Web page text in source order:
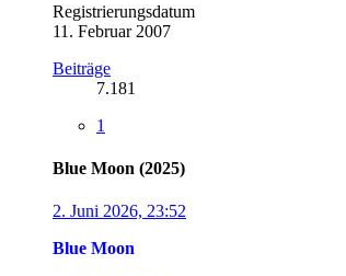
Registrierungsdatum
11. Februar 2007
Beiträge
7.181
1
Blue Moon (2025)
2. Juni 2026, 23:52
Blue Moon